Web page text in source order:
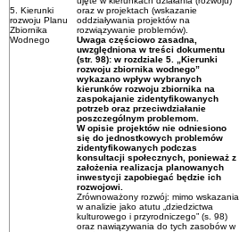
5. Kierunki
rozwoju Planu
Zbiornika
Wodnego
oraz w projektach (wskazanie
oddziaływania projektów na
rozwiązywanie problemów).
Uwaga częściowo zasadna,
uwzględniona w treści dokumentu
(str. 98): w rozdziale 5. „Kierunki
rozwoju zbiornika wodnego”
wykazano wpływ wybranych
kierunków rozwoju zbiornika na
zaspokajanie zidentyfikowanych
potrzeb oraz przeciwdziałanie
poszczególnym problemom.
W opisie projektów nie odniesiono
się do jednostkowych problemów
zidentyfikowanych podczas
konsultacji społecznych, ponieważ z
założenia realizacja planowanych
inwestycji zapobiegać będzie ich
rozwojowi.
Zrównoważony rozwój: mimo wskazania
w analizie jako atutu „dziedzictwa
kulturowego i przyrodniczego” (s. 98)
oraz nawiązywania do tych zasobów w